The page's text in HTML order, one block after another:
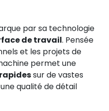
par sa technologie
de travail. Pensée
et les projets de
permet une
sur de vastes
qualité de détail